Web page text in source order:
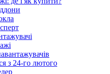
з 24-го лютого